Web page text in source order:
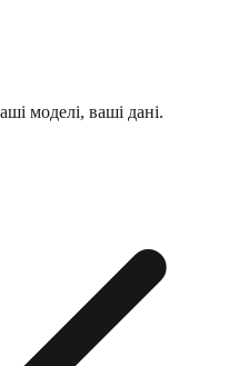
моделі, ваші дані.